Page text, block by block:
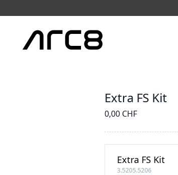
Extra FS Kit
0,00 CHF
Extra FS Kit
3.5205.5206